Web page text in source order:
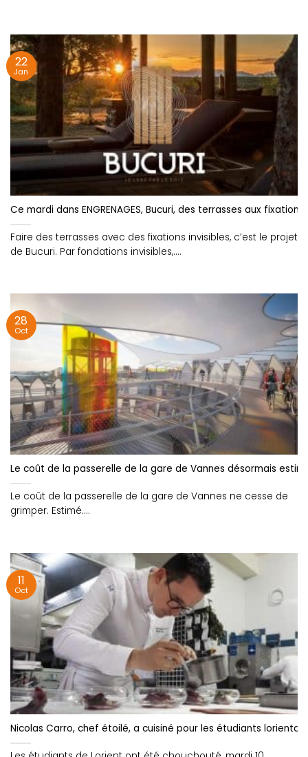
Ce mardi dans ENGRENAGES, Bucuri, des terrasses aux fixations
Faire des terrasses avec des fixations invisibles, c’est le projet
de Bucuri. Par fondations invisibles,....
22
Jan
Le coût de la passerelle de la gare de Vannes désormais
Le coût de la passerelle de la gare de Vannes ne cesse de
grimper. Estimé....
28
Oct
Nicolas Carro, chef étoilé, a cuisiné pour les étudiants
11
Oct